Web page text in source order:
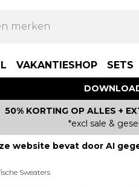
VAKANTIESHOP SETS
50% KORTING OP ALLES +
*excl sale &
website bevat door AI
Sweaters